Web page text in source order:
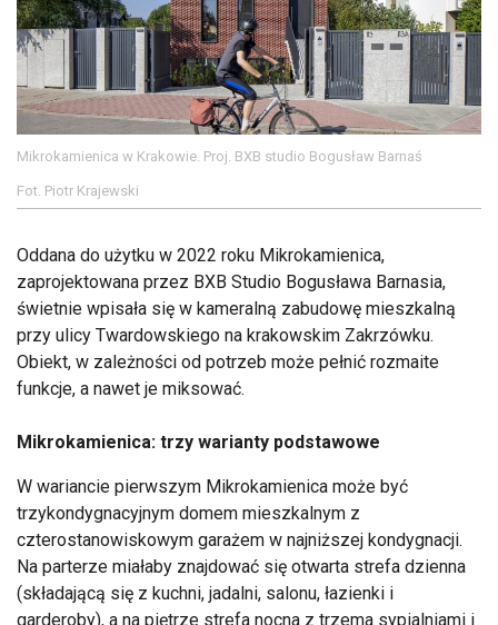
Mikrokamienica w Krakowie. Proj. BXB studio Bogusław Barnaś
Fot. Piotr Krajewski
Oddana do użytku w 2022 roku Mikrokamienica,
zaprojektowana przez BXB Studio Bogusława Barnasia,
świetnie wpisała się w kameralną zabudowę mieszkalną
przy ulicy Twardowskiego na krakowskim Zakrzówku.
Obiekt, w zależności od potrzeb może pełnić rozmaite
funkcje, a nawet je miksować.
Mikrokamienica: trzy warianty podstawowe
W wariancie pierwszym Mikrokamienica może być
trzykondygnacyjnym domem mieszkalnym z
czterostanowiskowym garażem w najniższej kondygnacji.
Na parterze miałaby znajdować się otwarta strefa dzienna
(składającą się z kuchni, jadalni, salonu, łazienki i
garderoby), a na piętrze strefa nocna z trzema sypialniami i